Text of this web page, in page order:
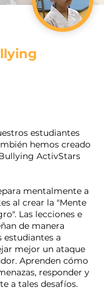
estudiantes
hemos creado
ActivStars
mentalmente a
al crear la "Mente
Las lecciones e
de manera
estudiantes a
mejor un ataque
Aprenden cómo
responder y
a tales desafíos.